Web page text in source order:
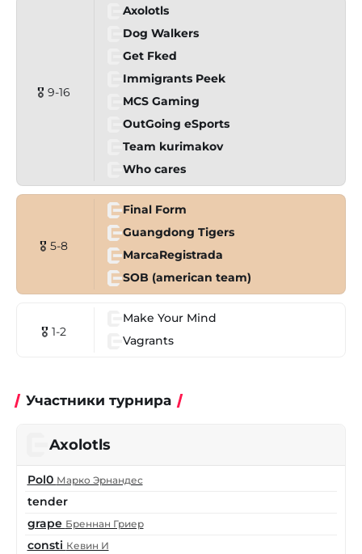
🎖 9-16
Axolotls
Dog Walkers
Get Fked
Immigrants Peek
MCS Gaming
OutGoing eSports
Team kurimakov
Who cares
🎖 5-8
Final Form
Guangdong Tigers
MarcaRegistrada
SOB (american team)
🎖 1-2
Make Your Mind
Vagrants
Участники турнира
Axolotls
Pol0 Марко Эрнандес
tender
grape Бреннан Гриер
consti Кевин И